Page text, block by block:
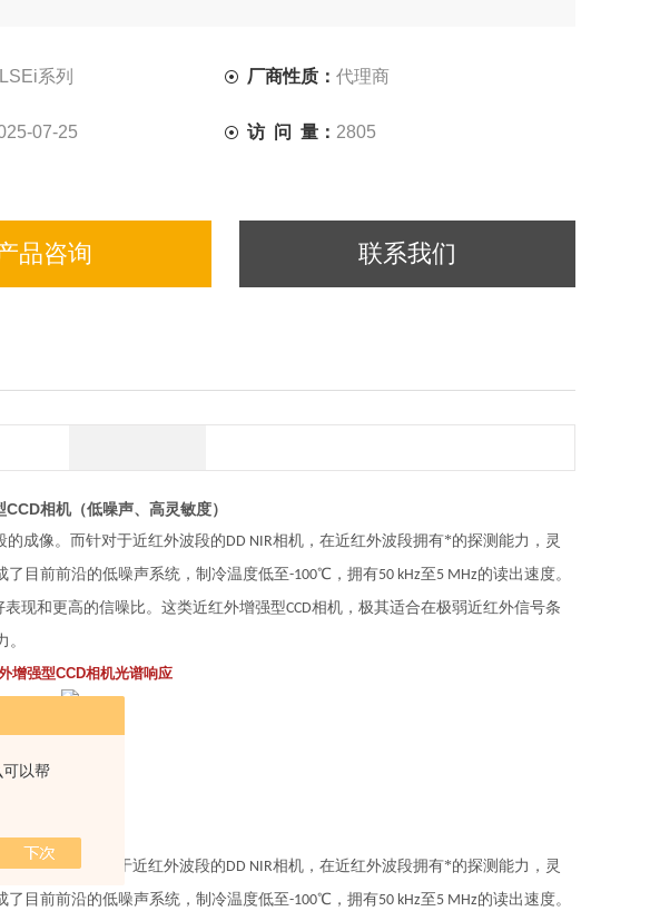
以帮
系列 厂商性质：代理商
07-25 访 问 量： 2805
品咨询 联系我们
相机（低噪声、高灵敏度）
的成像。而针对于近红外波段的DD NIR相机，在近红外波段拥有*的探测能力，灵
目前前沿的低噪声系统，制冷温度低至-100℃，拥有50 kHz至5 MHz的读出速度。
现和更高的信噪比。这类近红外增强型CCD相机，极其适合在极弱近红外信号条
增强型CCD相机光谱响应
的成像。而针对于近红外波段的DD NIR相机，在近红外波段拥有*的探测能力，灵
目前前沿的低噪声系统，制冷温度低至-100℃，拥有50 kHz至5 MHz的读出速度。